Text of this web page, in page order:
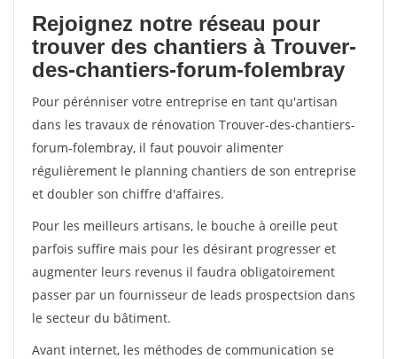
Rejoignez notre réseau pour
trouver des chantiers à Trouver-
des-chantiers-forum-folembray
Pour pérénniser votre entreprise en tant qu'artisan
dans les travaux de rénovation Trouver-des-chantiers-
forum-folembray, il faut pouvoir alimenter
régulièrement le planning chantiers de son entreprise
et doubler son chiffre d'affaires.
Pour les meilleurs artisans, le bouche à oreille peut
parfois suffire mais pour les désirant progresser et
augmenter leurs revenus il faudra obligatoirement
passer par un fournisseur de leads prospectsion dans
le secteur du bâtiment.
Avant internet, les méthodes de communication se